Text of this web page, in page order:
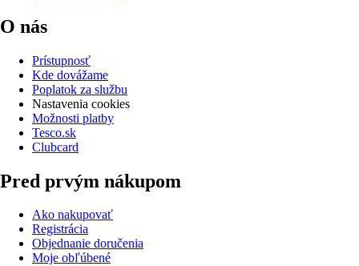
O nás
Prístupnosť
Kde dovážame
Poplatok za službu
Nastavenia cookies
Možnosti platby
Tesco.sk
Clubcard
Pred prvým nákupom
Ako nakupovať
Registrácia
Objednanie doručenia
Moje obľúbené